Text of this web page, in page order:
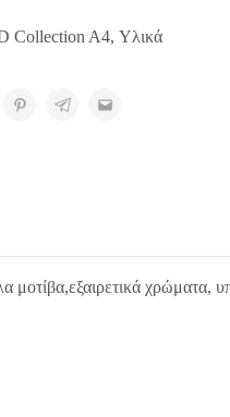
Collection A4, Υλικά
χρώματα,